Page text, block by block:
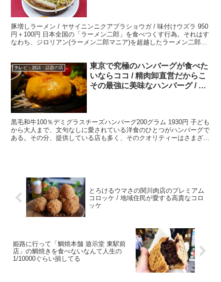
豚増しラーメン / ヤサイニンニクアブラショウガ / 味付けウズラ 950
円＋100円 日本全国の「ラーメン二郎」を食べつくす行為。それはす
なわち、ジロリアン(ラーメン二郎マニア)を超越したラーメン二郎の
テレビ・雑誌・話題の店
東京で究極のハンバーグが食べた
いならココ / 精肉卸直営だからこ
その最強に美味なハンバーグ / ミ
黒毛和牛100％デミグラスチーズハンバーグ200グラム 1930円 子ども
から大人まで、文句なしに愛されている洋食のひとつがハンバーグで
ある。その分、提供している店も多く、そのクオリティーはさまざま
とろけるウマさの関川肉店のプレミアム
コロッケ / 地域住民が愛する高貴なコロ
ッケ
姫路に行って「鯛焼本舗 遊示堂 東駅前
店」の鯛焼きを食べないなんて人生の
1/10000ぐらい損してる